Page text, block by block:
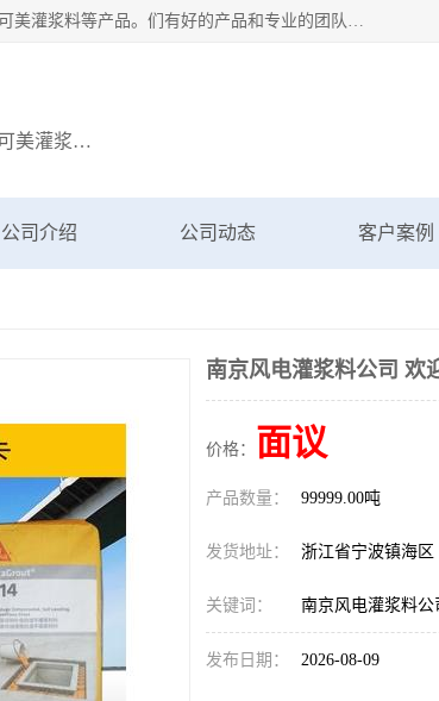
宁波博方风电科技有限公司主营：西卡灌浆料、巴斯夫灌浆料、风电灌浆料、快可美灌浆料等产品。们有好的产品和专业的团队，公司发展迅速，我们为客户提供优质的产品、良好的技术支持、健全的售后服务。
主营：西卡灌浆料、巴斯夫灌浆料、风电灌浆料、快可美灌浆料等产品
公司介绍 公司动态 客户案例
南京风电灌浆料公司 欢
价格： 面议
产品数量： 99999.00吨
发货地址： 浙江省宁波镇海区
关键词： 南京风电灌浆料公
发布日期： 2026-08-09